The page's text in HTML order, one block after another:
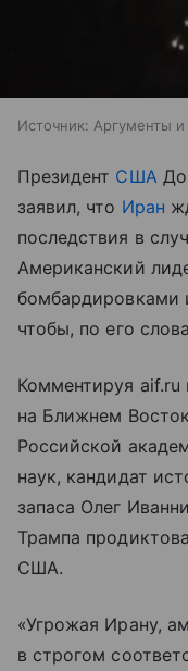
Источник: Аргументы и
Президент США
заявил, что Иран
последствия в
Американский
бомбардировками
чтобы, по его
Комментируя aif.ru
на Ближнем
Российской
наук, кандидат
запаса Олег
Трампа
США.
«Угрожая Ирану,
в строгом